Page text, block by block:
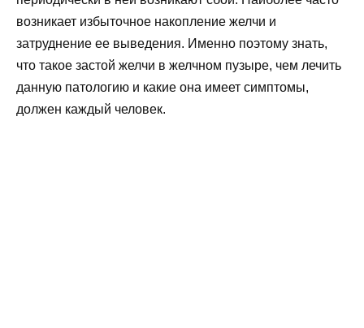
возникает избыточное накопление желчи и
затруднение ее выведения. Именно поэтому знать,
что такое застой желчи в желчном пузыре, чем лечить
данную патологию и какие она имеет симптомы,
должен каждый человек.